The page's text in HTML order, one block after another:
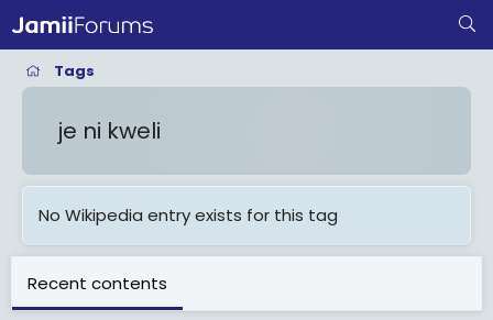
Tags
je ni kweli
No Wikipedia entry exists for this tag
Recent contents